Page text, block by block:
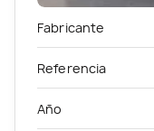
Fabricante
Referencia
Año